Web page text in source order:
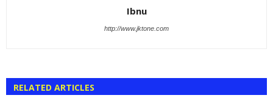
Ibnu
http://www.jktone.com
RELATED ARTICLES